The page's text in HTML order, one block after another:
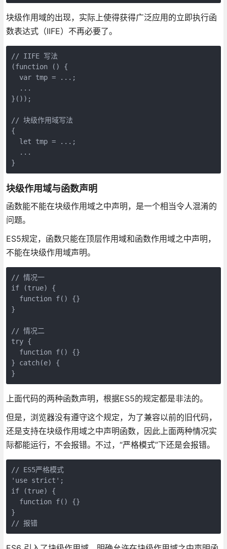
块级作用域的出现，实际上使得获得广泛应用的立即执行函
数表达式（IIFE）不再必要了。
// IIFE 写法
(function () {
  var tmp = ...;
  ...
}());
// 块级作用域写法
{
  let tmp = ...;
  ...
块级作用域与函数声明
函数能不能在块级作用域之中声明，是一个相当令人混淆的
问题。
ES5规定，函数只能在顶层作用域和函数作用域之中声明，
不能在块级作用域声明。
// 情况一
if (true) {
  function f() {}
}
// 情况二
try {
  function f() {}
} catch(e) {
上面代码的两种函数声明，根据ES5的规定都是非法的。
但是，浏览器没有遵守这个规定，为了兼容以前的旧代码，
还是支持在块级作用域之中声明函数，因此上面两种情况实
际都能运行，不会报错。不过，“严格模式”下还是会报错。
// ES5严格模式
'use strict';
if (true) {
  function f() {}
}
// 报错